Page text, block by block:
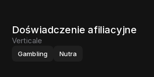
Doświadczenie afiliacyjne
Verticale
Gambling Nutra